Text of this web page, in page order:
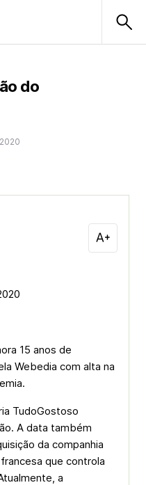
do
15 anos de
Webedia com alta na
TudoGostoso
A data também
da companhia
que controla
a